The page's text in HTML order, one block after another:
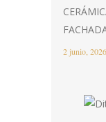
2 junio, 2026